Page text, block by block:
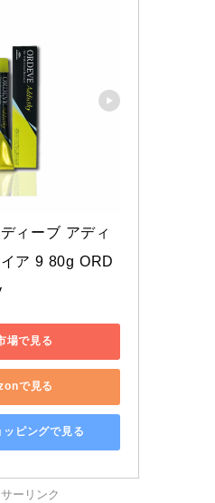
ィーブ アディ
ア 9 80g ORD
場で見る
で見る
ピングで見る
ーリンク